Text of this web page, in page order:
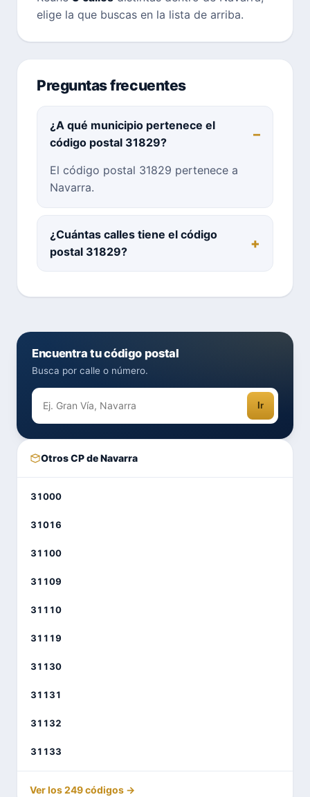
elige la que buscas en la lista de arriba.
Preguntas frecuentes
¿A qué municipio pertenece el
código postal 31829?
El código postal 31829 pertenece a
Navarra.
¿Cuántas calles tiene el código
postal 31829?
Encuentra tu código postal
Busca por calle o número.
Ir
Otros CP de Navarra
31000
31016
31100
31109
31110
31119
31130
31131
31132
31133
Ver los 249 códigos →